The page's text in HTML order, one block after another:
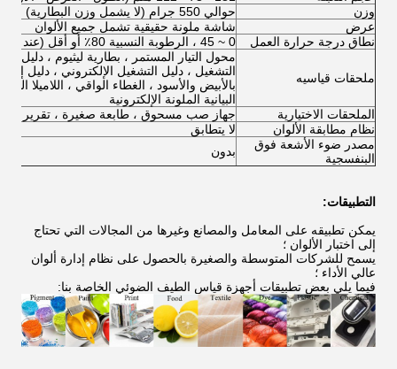
وزن
حوالي 550 جرام (لا يشمل وزن البطارية)
عرض
شاشة ملونة حقيقية تشمل جميع الألوان
نطاق درجة حرارة العمل
0 ~ 45 ، الرطوبة النسبية 80٪ أو أقل (عند 35 درجة مئوية) ، بدون تكاثف
ملحقات قياسيه
محول التيار المستمر ، بطارية ليثيوم ، دليل
بالأبيض والأسود ، الغطاء الواقي ، اللاميلا
البيانية الملونة الإلكترونية
الملحقات الاختيارية
جهاز صب مسحوق ، طابعة صغيرة ، تقرير
نظام مطابقة الألوان
لا يتطابق
مصدر ضوء الأشعة فوق
البنفسجية
بدون
التطبيقات:
يمكن تطبيقه على المعامل والمصانع وغيرها من المجالات التي تحتاج
إلى اختبار الألوان ؛
يسمح للشركات المتوسطة والصغيرة بالحصول على نظام إدارة ألوان
عالي الأداء ؛
فيما يلي بعض تطبيقات أجهزة قياس الطيف الضوئي الخاصة بنا: